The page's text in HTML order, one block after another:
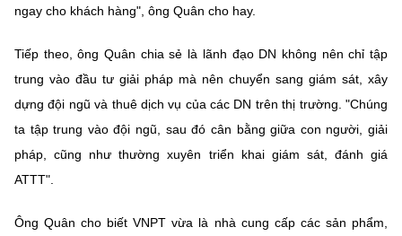
ngay cho khách hàng", ông Quân cho hay.
Tiếp theo, ông Quân chia sẻ là lãnh đạo DN không nên chỉ tập
trung vào đầu tư giải pháp mà nên chuyển sang giám sát, xây
dựng đội ngũ và thuê dịch vụ của các DN trên thị trường. "Chúng
ta tập trung vào đội ngũ, sau đó cân bằng giữa con người, giải
pháp, cũng như thường xuyên triển khai giám sát, đánh giá
ATTT".
Ông Quân cho biết VNPT vừa là nhà cung cấp các sản phẩm,